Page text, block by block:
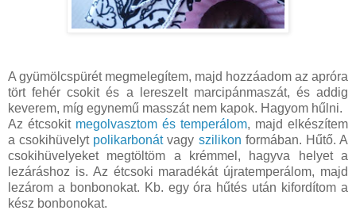
A gyümölcspürét megmelegítem, majd hozzáadom az apróra
tört fehér csokit és a lereszelt marcipánmaszát, és addig
keverem, míg egynemű masszát nem kapok. Hagyom hűlni.
Az étcsokit megolvasztom és temperálom, majd elkészítem
a csokihüvelyt polikarbonátvagy szilikon formában. Hűtő. A
csokihüvelyeket megtöltöm a krémmel, hagyva helyet a
lezáráshoz is. Az étcsoki maradékát újratemperálom, majd
lezárom a bonbonokat. Kb. egy óra hűtés után kifordítom a
kész bonbonokat.